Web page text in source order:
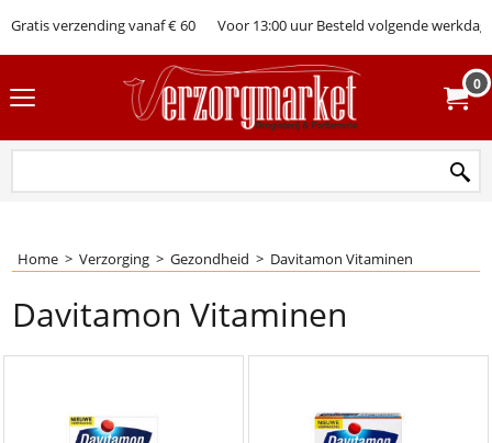
Gratis verzending vanaf € 60 Voor 13:00 uur Besteld volgende werkdag
0
Home > Verzorging > Gezondheid > Davitamon Vitaminen
Davitamon Vitaminen